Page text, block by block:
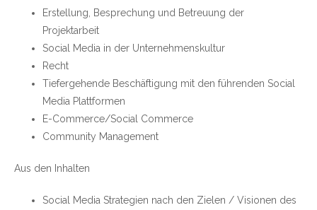
Erstellung, Besprechung und Betreuung der
Projektarbeit
Social Media in der Unternehmenskultur
Recht
Tiefergehende Beschäftigung mit den führenden Social
Media Plattformen
E-Commerce/Social Commerce
Community Management
Aus den Inhalten
Social Media Strategien nach den Zielen / Visionen des